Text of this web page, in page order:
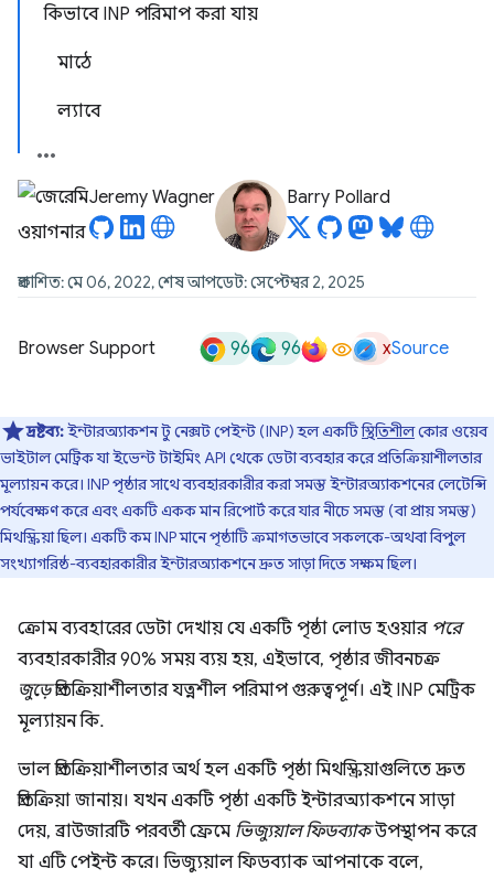
কিভাবে INP পরিমাপ করা যায়
মাঠে
ল্যাবে
Jeremy Wagner Barry Pollard
প্রকাশিত: মে 06, 2022, শেষ আপডেট: সেপ্টেম্বর 2, 2025
Browser Support 96 96 xSource
দ্রষ্টব্য:ইন্টারঅ্যাকশন টু নেক্সট পেইন্ট (INP) হল একটিস্থিতিশীলকোর ওয়েব
ভাইটাল মেট্রিক যা ইভেন্ট টাইমিং API থেকে ডেটা ব্যবহার করে প্রতিক্রিয়াশীলতার
মূল্যায়ন করে। INP পৃষ্ঠার সাথে ব্যবহারকারীর করা সমস্ত ইন্টারঅ্যাকশনের লেটেন্সি
পর্যবেক্ষণ করে এবং একটি একক মান রিপোর্ট করে যার নীচে সমস্ত (বা প্রায় সমস্ত)
মিথস্ক্রিয়া ছিল। একটি কম INP মানে পৃষ্ঠাটি ক্রমাগতভাবে সকলকে-অথবা বিপুল
সংখ্যাগরিষ্ঠ-ব্যবহারকারীর ইন্টারঅ্যাকশনে দ্রুত সাড়া দিতে সক্ষম ছিল।
ক্রোম ব্যবহারের ডেটা দেখায় যে একটি পৃষ্ঠা লোড হওয়ার পরে
ব্যবহারকারীর 90% সময় ব্যয় হয়, এইভাবে, পৃষ্ঠার জীবনচক্র
জুড়েপ্রতিক্রিয়াশীলতার যত্নশীল পরিমাপ গুরুত্বপূর্ণ। এই INP মেট্রিক
মূল্যায়ন কি.
ভাল প্রতিক্রিয়াশীলতার অর্থ হল একটি পৃষ্ঠা মিথস্ক্রিয়াগুলিতে দ্রুত
প্রতিক্রিয়া জানায়। যখন একটি পৃষ্ঠা একটি ইন্টারঅ্যাকশনে সাড়া
দেয়, ব্রাউজারটি পরবর্তী ফ্রেমে ভিজ্যুয়াল ফিডব্যাকউপস্থাপন করে
যা এটি পেইন্ট করে। ভিজ্যুয়াল ফিডব্যাক আপনাকে বলে,